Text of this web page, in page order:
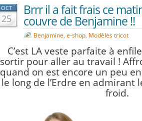
OCT
25
Brrr il a fait frais ce
couvre de Benjamine !!
Benjamine, e-shop, Modèles tricot
C’est LA veste parfaite à
sortir pour aller au travail !
quand on est encore un peu
le long de l’Erdre en admirant
froid.